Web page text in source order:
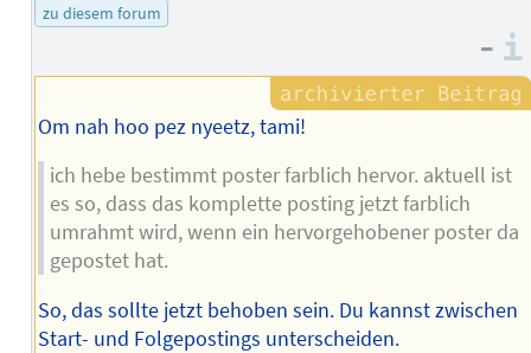
zu diesem forum
–
Om nah hoo pez nyeetz, tami!
ich hebe bestimmt poster farblich hervor. aktuell ist
es so, dass das komplette posting jetzt farblich
umrahmt wird, wenn ein hervorgehobener poster da
gepostet hat.
So, das sollte jetzt behoben sein. Du kannst zwischen
Start- und Folgepostings unterscheiden.